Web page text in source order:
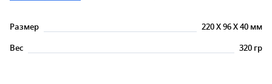
Размер 220X96X40 мм
Вес
320 гр